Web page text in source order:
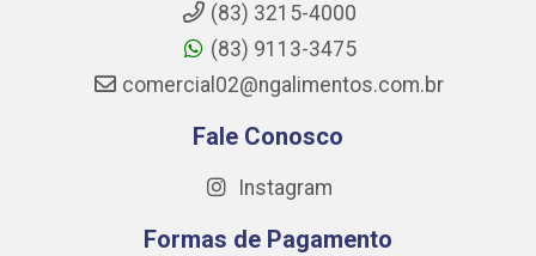
(83) 3215-4000
(83) 9113-3475
comercial02@ngalimentos.com.br
Fale Conosco
Instagram
Formas de Pagamento